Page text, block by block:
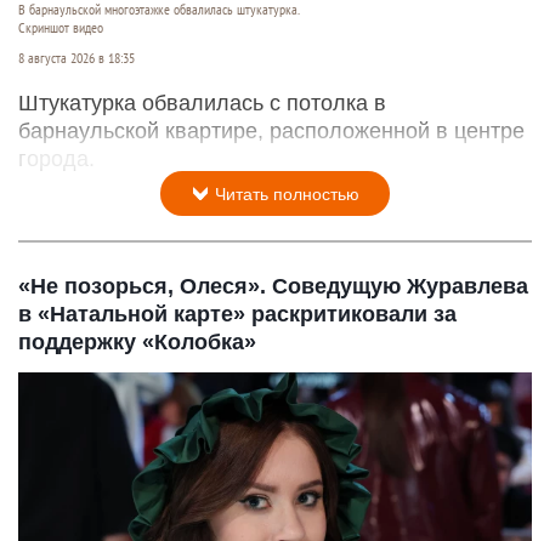
В барнаульской многоэтажке обвалилась штукатурка.
Скриншот видео
8 августа 2026 в 18:35
Штукатурка обвалилась с потолка в
барнаульской квартире, расположенной в центре
города.
Читать полностью
«Не позорься, Олеся». Соведущую Журавлева
в «Натальной карте» раскритиковали за
поддержку «Колобка»